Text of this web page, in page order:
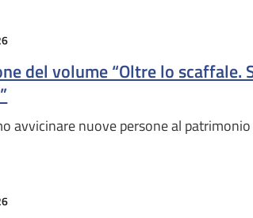
del volume “Oltre lo
avvicinare nuove persone al